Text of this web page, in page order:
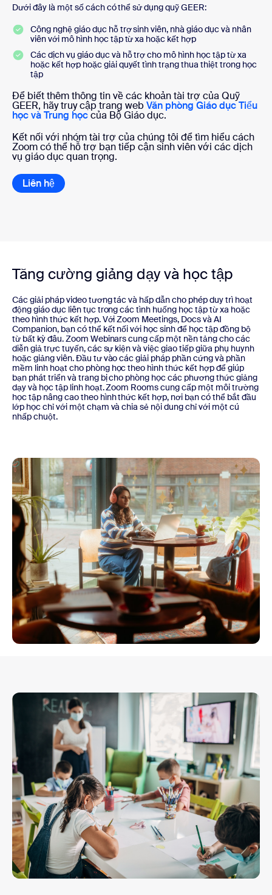
Dưới đây là một số cách có thể sử dụng quỹ GEER:
Công nghệ giáo dục hỗ trợ sinh viên, nhà giáo dục và nhân
viên với mô hình học tập từ xa hoặc kết hợp
Các dịch vụ giáo dục và hỗ trợ cho mô hình học tập từ xa
hoặc kết hợp hoặc giải quyết tình trạng thua thiệt trong học
tập
Để biết thêm thông tin về các khoản tài trợ của Quỹ
GEER, hãy truy cập trang web Văn phòng Giáo dục Tiểu
học và Trung họccủa Bộ Giáo dục.
Kết nối với nhóm tài trợ của chúng tôi để tìm hiểu cách
Zoom có thể hỗ trợ bạn tiếp cận sinh viên với các dịch
vụ giáo dục quan trọng.
Liên hệ
Tăng cường giảng dạy và học tập
Các giải pháp video tương tác và hấp dẫn cho phép duy trì hoạt
động giáo dục liên tục trong các tình huống học tập từ xa hoặc
theo hình thức kết hợp. Với Zoom Meetings, Docs và AI
Companion, bạn có thể kết nối với học sinh để học tập đồng bộ
từ bất kỳ đâu. Zoom Webinars cung cấp một nền tảng cho các
diễn giả trực tuyến, các sự kiện và việc giao tiếp giữa phụ huynh
hoặc giảng viên. Đầu tư vào các giải pháp phần cứng và phần
mềm linh hoạt cho phòng học theo hình thức kết hợp để giúp
bạn phát triển và trang bị cho phòng học các phương thức giảng
dạy và học tập linh hoạt. Zoom Rooms cung cấp một môi trường
học tập nâng cao theo hình thức kết hợp, nơi bạn có thể bắt đầu
lớp học chỉ với một chạm và chia sẻ nội dung chỉ với một cú
nhấp chuột.